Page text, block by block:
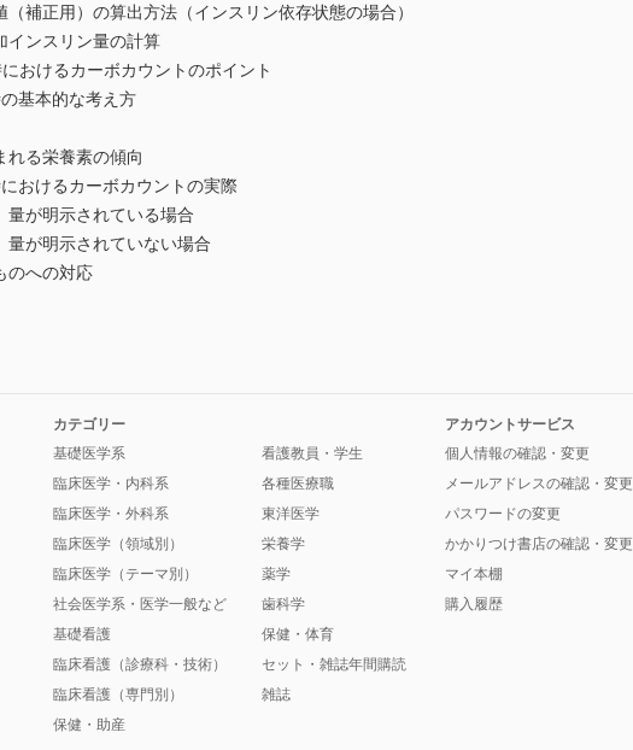
正用）の算出方法（インスリン依存状態の場合）
ンスリン量の計算
おけるカーボカウントのポイント
基本的な考え方
る栄養素の傾向
おけるカーボカウントの実際
が明示されている場合
が明示されていない場合
への対応
カテゴリー
基礎医学系
臨床医学・内科系
臨床医学・外科系
臨床医学（領域別）
臨床医学（テーマ別）
社会医学系・医学一般など
基礎看護
臨床看護（診療科・技術）
臨床看護（専門別）
保健・助産
看護教員・学生
各種医療職
東洋医学
栄養学
薬学
歯科学
保健・体育
セット・雑誌年間購読
雑誌
アカウントサービス
個人情報の確認・変更
メールアドレスの確認・変更
パスワードの変更
かかりつけ書店の確認・変更
マイ本棚
購入履歴